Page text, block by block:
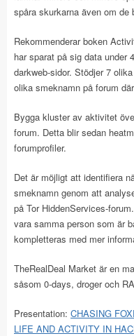
spåra skurkarna även om de
Rekommenderar boken
har sparat på sig data under
darkweb-sidor. Stödjer 7
olika smeknamn på forum
Bygga kluster av aktivitet
forum. Detta blir sedan
forumprofiler.
Det är möjligt att identifiera
smeknamn genom att
på Tor HiddenServices-
vara samma person som är
kompletteras med mer
TheRealDeal Market är en
såsom 0-days, droger och
Presentation: CHASING
LIFE AND ACTIVITY IN